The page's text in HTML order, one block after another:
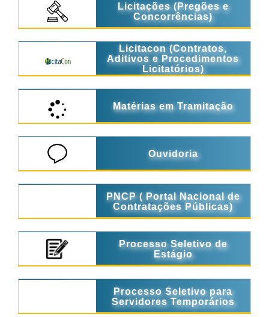
Licitações (Pregões e
Concorrências)
Licitacon (Contratos,
Aditivos e Procedimentos
Licitatórios)
Matérias em Tramitação
Ouvidoria
PNCP ( Portal Nacional de
Contratações Públicas)
Processo Seletivo de
Estágio
Processo Seletivo para
Servidores Temporários